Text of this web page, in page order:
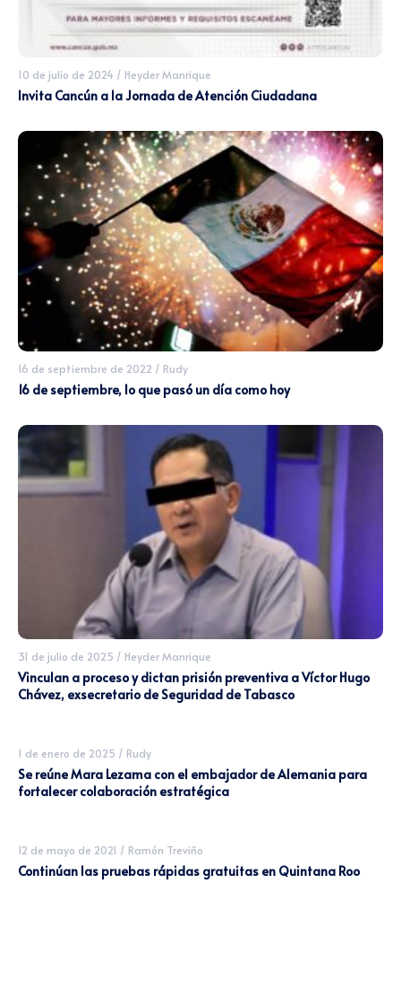
10 de julio de 2024 / Heyder Manrique
Invita Cancún a la Jornada de Atención Ciudadana
16 de septiembre de 2022 / Rudy
16 de septiembre, lo que pasó un día como hoy
31 de julio de 2025 / Heyder Manrique
Vinculan a proceso y dictan prisión preventiva a Víctor Hugo
Chávez, exsecretario de Seguridad de Tabasco
1 de enero de 2025 / Rudy
Se reúne Mara Lezama con el embajador de Alemania para
fortalecer colaboración estratégica
12 de mayo de 2021 / Ramón Treviño
Continúan las pruebas rápidas gratuitas en Quintana Roo